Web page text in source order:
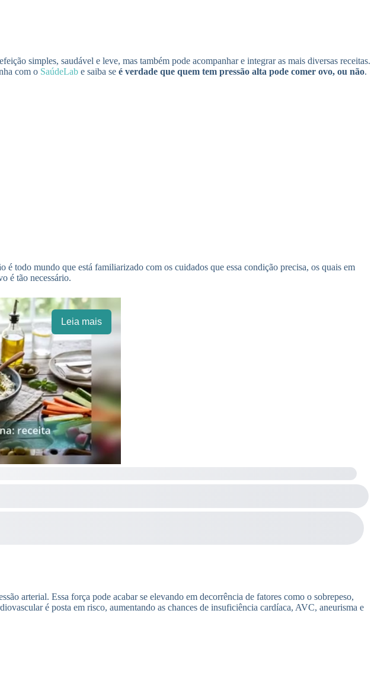
simples, saudável e leve, mas também pode acompanhar e integrar as mais diversas receitas.
com o SaúdeLab e saiba se é verdade que quem tem pressão alta pode comer ovo, ou não.
é todo mundo que está familiarizado com os cuidados que essa condição precisa, os quais em
é tão necessário.
Leia mais
arterial. Essa força pode acabar se elevando em decorrência de fatores como o sobrepeso,
é posta em risco, aumentando as chances de insuficiência cardíaca, AVC, aneurisma e